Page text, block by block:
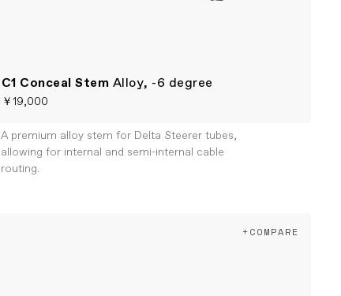
C1 Conceal Stem Alloy, -6 degree
￥19,000
A premium alloy stem for Delta Steerer tubes,
allowing for internal and semi-internal cable
routing.
+COMPARE